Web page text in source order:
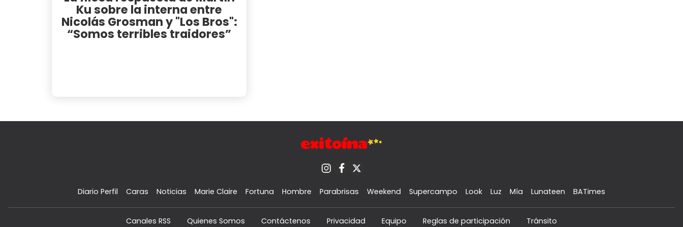
Ku sobre la interna entre
Nicolás Grosman y "Los Bros":
“Somos terribles traidores”
Diario Perfil Caras Noticias Marie Claire Fortuna Hombre Parabrisas Weekend Supercampo Look Luz Mía Lunateen BATimes
Canales RSS Quienes Somos Contáctenos Privacidad Equipo Reglas de participación Tránsito